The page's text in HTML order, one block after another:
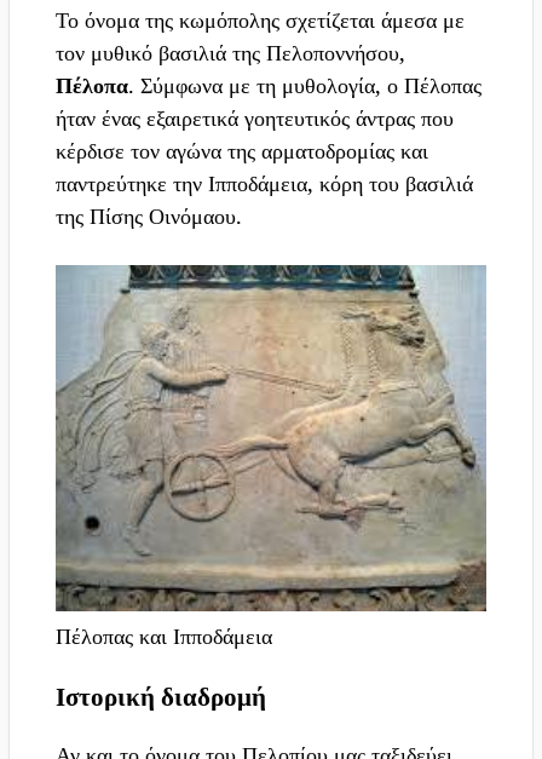
Το όνομα της κωμόπολης σχετίζεται άμεσα με
τον μυθικό βασιλιά της Πελοποννήσου,
Πέλοπα. Σύμφωνα με τη μυθολογία, ο Πέλοπας
ήταν ένας εξαιρετικά γοητευτικός άντρας που
κέρδισε τον αγώνα της αρματοδρομίας και
παντρεύτηκε την Ιπποδάμεια, κόρη του βασιλιά
της Πίσης Οινόμαου.
Πέλοπας και Ιπποδάμεια
Ιστορική διαδρομή